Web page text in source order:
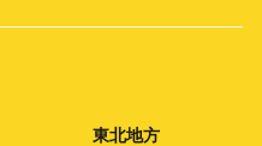
東北地方